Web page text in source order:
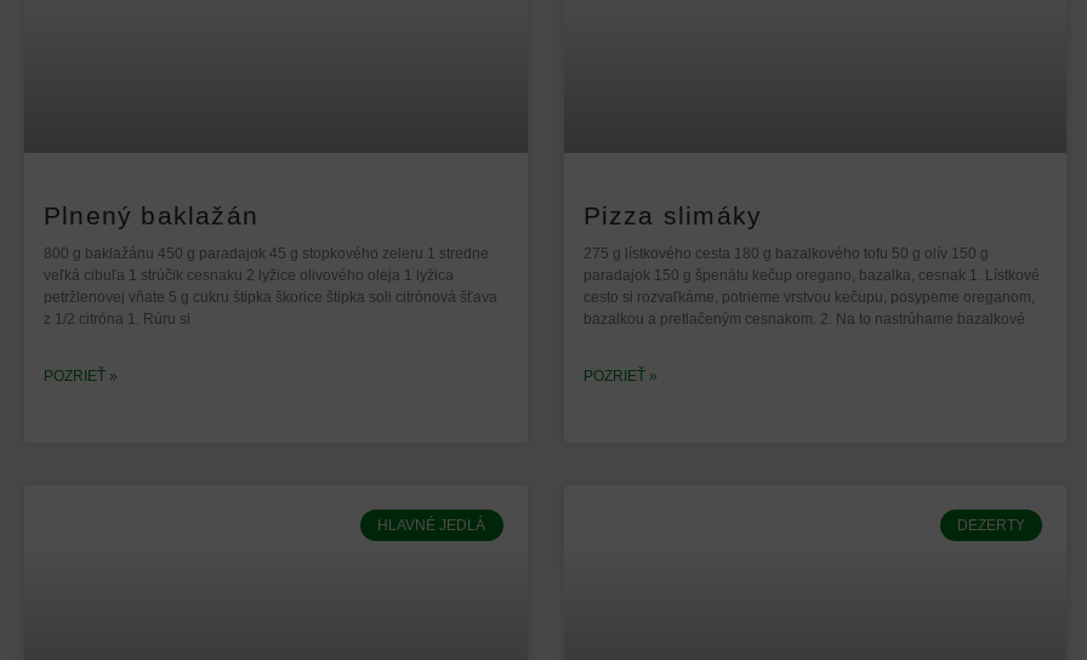
Plnený baklažán
800 g baklažánu 450 g paradajok 45 g stopkového zeleru 1 stredne
veľká cibuľa 1 strúčik cesnaku 2 lyžice olivového oleja 1 lyžica
petržlenovej vňate 5 g cukru štipka škorice štipka soli citrónová šťava
z 1/2 citróna 1. Rúru si
POZRIEŤ »
Pizza slimáky
275 g lístkového cesta 180 g bazalkového tofu 50 g olív 150 g
paradajok 150 g špenátu kečup oregano, bazalka, cesnak 1. Lístkové
cesto si rozvaľkáme, potrieme vrstvou kečupu, posypeme oreganom,
bazalkou a pretlačeným cesnakom. 2. Na to nastrúhame bazalkové
POZRIEŤ »
HLAVNÉ JEDLÁ DEZERTY